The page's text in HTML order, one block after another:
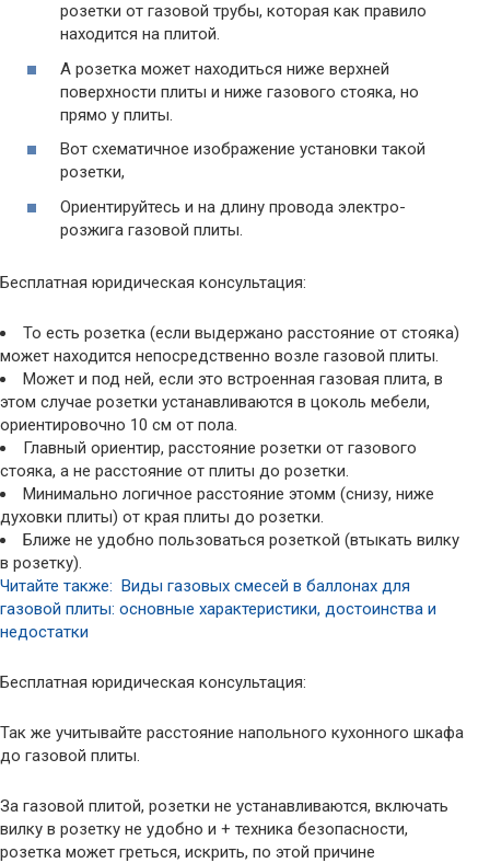
розетки от газовой трубы, которая как правило
находится на плитой.
А розетка может находиться ниже верхней
поверхности плиты и ниже газового стояка, но
прямо у плиты.
Вот схематичное изображение установки такой
розетки,
Ориентируйтесь и на длину провода электро-
розжига газовой плиты.
Бесплатная юридическая консультация:
То есть розетка (если выдержано расстояние от стояка)
может находится непосредственно возле газовой плиты.
Может и под ней, если это встроенная газовая плита, в
этом случае розетки устанавливаются в цоколь мебели,
ориентировочно 10 см от пола.
Главный ориентир, расстояние розетки от газового
стояка, а не расстояние от плиты до розетки.
Минимально логичное расстояние этомм (снизу, ниже
духовки плиты) от края плиты до розетки.
Ближе не удобно пользоваться розеткой (втыкать вилку
в розетку).
Читайте также: Виды газовых смесей в баллонах для
газовой плиты: основные характеристики, достоинства и
недостатки
Бесплатная юридическая консультация:
Так же учитывайте расстояние напольного кухонного шкафа
до газовой плиты.
За газовой плитой, розетки не устанавливаются, включать
вилку в розетку не удобно и + техника безопасности,
розетка может греться, искрить, по этой причине